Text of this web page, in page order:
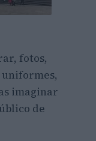
fotos,
imaginar
de